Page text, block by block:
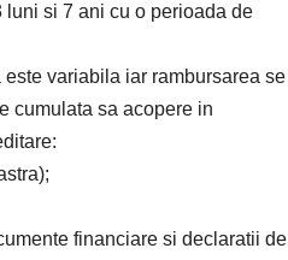
si 7 ani cu o perioada de
variabila iar rambursarea se
cumulata sa acopere in
financiare si declaratii de